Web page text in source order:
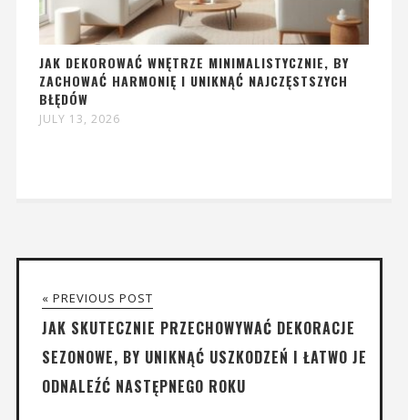
JAK DEKOROWAĆ WNĘTRZE MINIMALISTYCZNIE, BY
ZACHOWAĆ HARMONIĘ I UNIKNĄĆ NAJCZĘSTSZYCH
BŁĘDÓW
JULY 13, 2026
« PREVIOUS POST
JAK SKUTECZNIE PRZECHOWYWAĆ DEKORACJE
SEZONOWE, BY UNIKNĄĆ USZKODZEŃ I ŁATWO JE
ODNALEŹĆ NASTĘPNEGO ROKU